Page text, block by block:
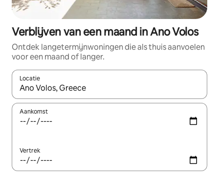
Verblijven van een maand in Ano Volos
Ontdek langetermijnwoningen die als thuis aanvoelen
voor een maand of langer.
Locatie
Wanneer er resultaten beschikbaar zijn, maak je een keuze
Aankomst
Vertrek